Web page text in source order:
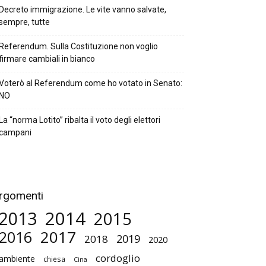
immigrazione. Le vite vanno salvate,
tutte
Sulla Costituzione non voglio
cambiali in bianco
al Referendum come ho votato in Senato:
“norma Lotito” ribalta il voto degli elettori
2014 2015
2017 2018 2019 2020
chiesa Cina cordoglio